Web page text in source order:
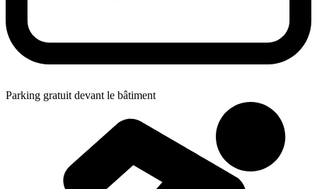
Parking gratuit devant le bâtiment